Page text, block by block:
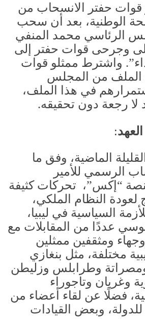
قوات حفتر الانسحاب من
الوطنية، بعد أن سحب
الرئاسي محمد المنفي
وجرحى قوات حفتر إلى
. واشترط ممثلو قوات
من المجلس
في هذا الملف،
رجعة دون تحقيقه.
:
الماضية، وفق ما
الرسمي للأمير
“إكس”، تحركات كثيفة
لعودة النظام الملكي،
السياسية في ليبيا،
عددًا من المقابلات مع
ومثقفين ممثلين
مختلفة، مثل بنغازي
ومصراتة وطرابلس وزليطن
وغريان وتاجوراء
فضلًا عن لقاء أعضاء من
وبعض القيادات